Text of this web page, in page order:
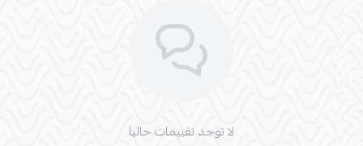
لا توجد تقييمات حاليا